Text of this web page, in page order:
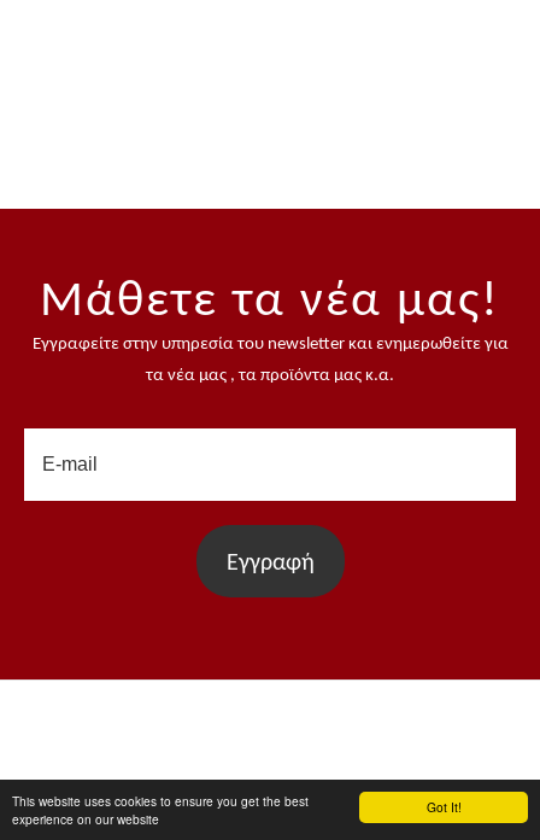
Got It!
This website uses cookies to ensure you get the best
experience on our website
Μάθετε τα νέα μας!
Εγγραφείτε στην υπηρεσία του newsletter και ενημερωθείτε για
τα νέα μας , τα προϊόντα μας κ.α.
Εγγραφή
ΑΡΙΘΜΟΣ ΓΕΜΗ : 0084 2260 1000